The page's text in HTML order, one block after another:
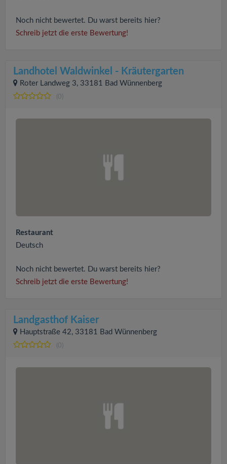
Noch nicht bewertet. Du warst bereits hier?
Schreib jetzt die erste Bewertung!
Landhotel Waldwinkel - Kräutergarten
Roter Landweg 3, 33181 Bad Wünnenberg
(0)
Restaurant
Deutsch
Noch nicht bewertet. Du warst bereits hier?
Schreib jetzt die erste Bewertung!
Landgasthof Kaiser
Hauptstraße 42, 33181 Bad Wünnenberg
(0)